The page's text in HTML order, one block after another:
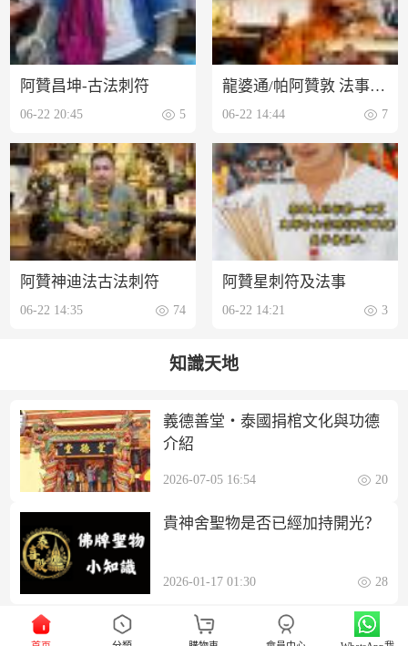
阿贊昌坤-古法刺符
06-22 20:45 5
龍婆通/帕阿贊敦 法事項目介紹
06-22 14:44 7
阿贊神迪法古法刺符
06-22 14:35 74
阿贊星刺符及法事
06-22 14:21 3
知識天地
義德善堂・泰國捐棺文化與功德
介紹
2026-07-05 16:54 20
貴神舍聖物是否已經加持開光？
2026-01-17 01:30 28